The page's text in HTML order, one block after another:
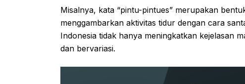
Misalnya, kata “pintu-pintues” merupakan
menggambarkan aktivitas tidur dengan cara
Indonesia tidak hanya meningkatkan kejelasan
dan bervariasi.